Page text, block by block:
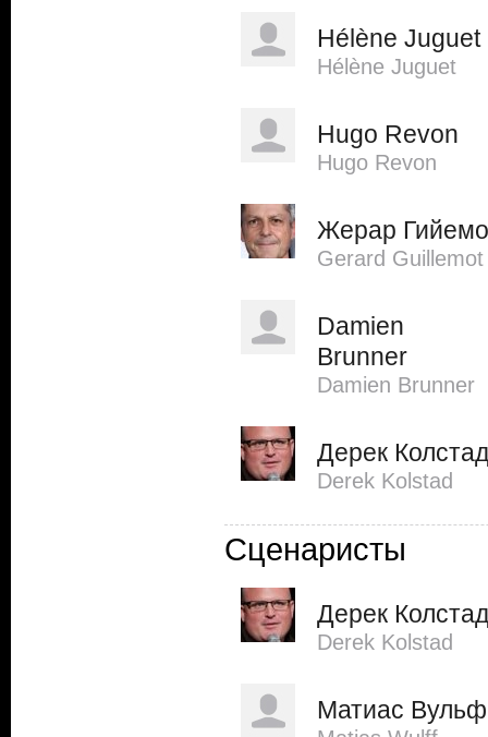
Hélène Juguet
Hélène Juguet
Hugo Revon
Hugo Revon
Жерар Гийемо
Gerard Guillemot
Damien
Brunner
Damien Brunner
Дерек Колстад
Derek Kolstad
Сценаристы
Дерек Колстад
Derek Kolstad
Матиас Вульф